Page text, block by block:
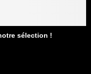
sélection !